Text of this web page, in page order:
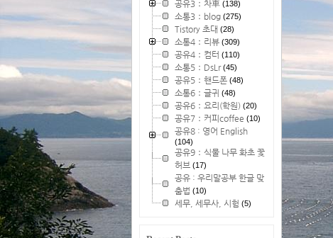
공유3：차車(138)
소통3：blog(275)
Tistory 초대 (28)
소통4：리뷰(309)
공유4：컴터 (110)
소통5：DsLr(45)
공유5：핸드폰(48)
소통6：글귀 (48)
공유6：요리(학원)(20)
공유7：커피coffee (10)
공유8 : 영어 English
(104)
공유9：식물 나무 화초 꽃
허브 (17)
공유 : 우리말공부 한글 맞
춤법 (10)
세무, 세무사, 시험 (5)